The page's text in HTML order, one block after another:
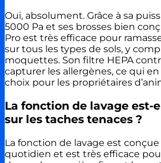
Oui, absolument. Grâce à sa
5000 Pa et ses brosses bien
Pro est très efficace pour
sur tous les types de sols, y
moquettes. Son filtre HEPA
capturer les allergènes, ce qui
choix pour les propriétaires
La fonction de lavage est-
sur les taches tenaces ?
La fonction de lavage est
quotidien et est très efficace